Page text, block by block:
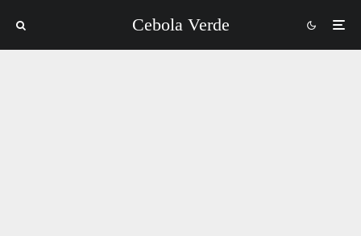
Cebola Verde